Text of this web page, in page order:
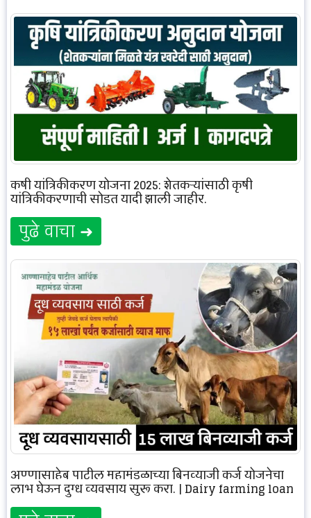
कृषी यांत्रिकीकरण योजना 2025: शेतकऱ्यांसाठी कृषी
यांत्रिकीकरणाची सोडत यादी झाली जाहीर.
पुढे वाचा ➜
अण्णासाहेब पाटील महामंडळाच्या बिनव्याजी कर्ज योजनेचा
लाभ घेऊन दुग्ध व्यवसाय सुरू करा. | Dairy farming loan